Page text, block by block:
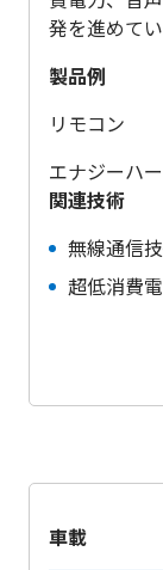
発を進めてい
製品例
リモコン
エナジーハ
関連技術
無線通信
超低消費
車載